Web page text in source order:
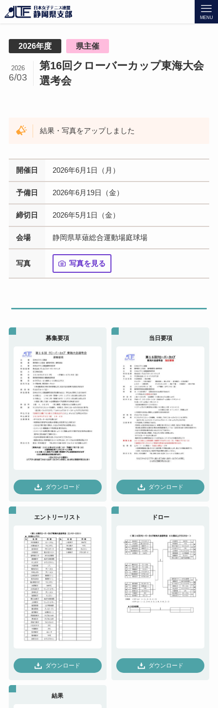
MENU
2026年度 県主催
第16回クローバーカップ東海大会
選考会
2026
6/03
結果・写真をアップしました
開催日 2026年6月1日（月）
予備日 2026年6月19日（金）
締切日 2026年5月1日（金）
会場 静岡県草薙総合運動場庭球場
写真 写真を見る
募集要項
ダウンロード
当日要項
ダウンロード
エントリーリスト
ダウンロード
ドロー
ダウンロード
結果